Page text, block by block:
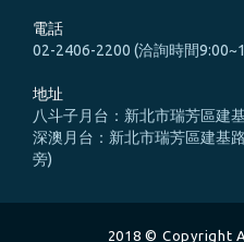
電話
02-2406-2200 (洽詢時間
地址
八斗子月台：新北市瑞芳區建
深澳月台：新北市瑞芳區建基
旁)
2018 © Copyright